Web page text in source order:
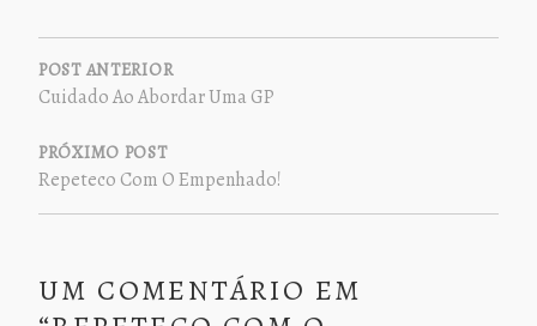
NAVEGAÇÃO
DE
POST
POST ANTERIOR
Cuidado Ao Abordar Uma GP
PRÓXIMO POST
Repeteco Com O Empenhado!
UM COMENTÁRIO EM